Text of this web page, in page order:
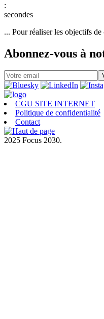
:
... Pour réaliser les objectifs
Abonnez-vous à
CGU SITE INTERNET
Politique de confidentialité
Contact
2025 Focus 2030.